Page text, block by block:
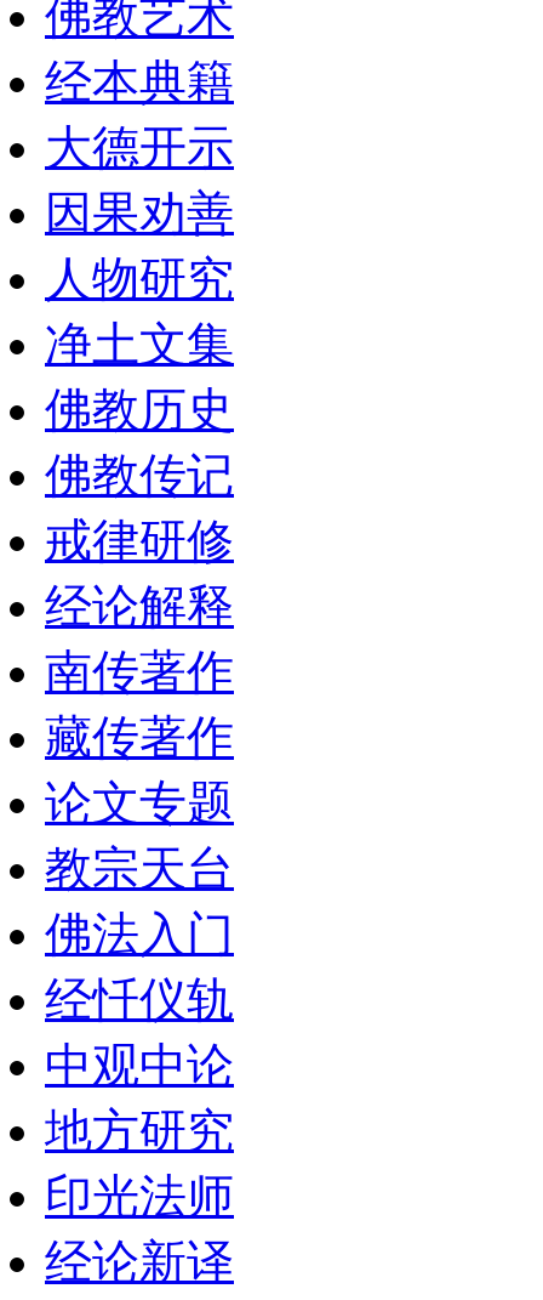
佛教艺术
经本典籍
大德开示
因果劝善
人物研究
净土文集
佛教历史
佛教传记
戒律研修
经论解释
南传著作
藏传著作
论文专题
教宗天台
佛法入门
经忏仪轨
中观中论
地方研究
印光法师
经论新译